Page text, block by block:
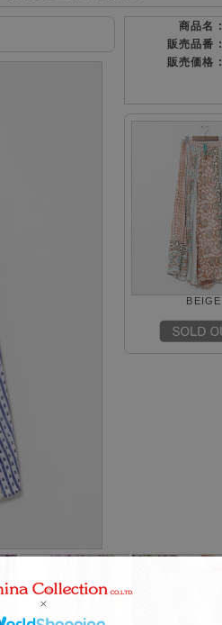
商品名 :
販売品番 :
販売価格 :
BEIGE